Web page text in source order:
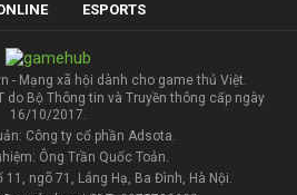
ESPORTS
- Mạng xã hội dành cho game thủ Việt.
do Bộ Thông tin và Truyền thông cấp ngày
16/10/2017.
Công ty cổ phần Adsota.
Ông Trần Quốc Toản.
ngõ 71, Láng Hạ, Ba Đình, Hà Nội.